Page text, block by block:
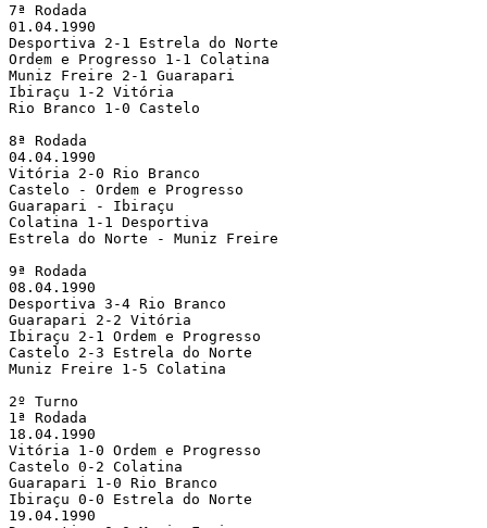
7ª Rodada
01.04.1990
Desportiva 2-1 Estrela do Norte
Ordem e Progresso 1-1 Colatina
Muniz Freire 2-1 Guarapari
Ibiraçu 1-2 Vitória
Rio Branco 1-0 Castelo
8ª Rodada
04.04.1990
Vitória 2-0 Rio Branco
Castelo - Ordem e Progresso
Guarapari - Ibiraçu
Colatina 1-1 Desportiva
Estrela do Norte - Muniz Freire
9ª Rodada
08.04.1990
Desportiva 3-4 Rio Branco
Guarapari 2-2 Vitória
Ibiraçu 2-1 Ordem e Progresso
Castelo 2-3 Estrela do Norte
Muniz Freire 1-5 Colatina
2º Turno
1ª Rodada
18.04.1990
Vitória 1-0 Ordem e Progresso
Castelo 0-2 Colatina
Guarapari 1-0 Rio Branco
Ibiraçu 0-0 Estrela do Norte
19.04.1990